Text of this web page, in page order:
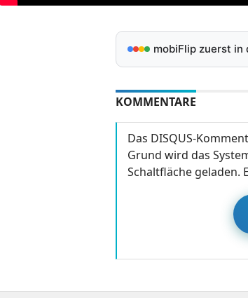
mobiFlip zuerst in
KOMMENTARE
Das DISQUS-
Grund wird das
Schaltfläche geladen.